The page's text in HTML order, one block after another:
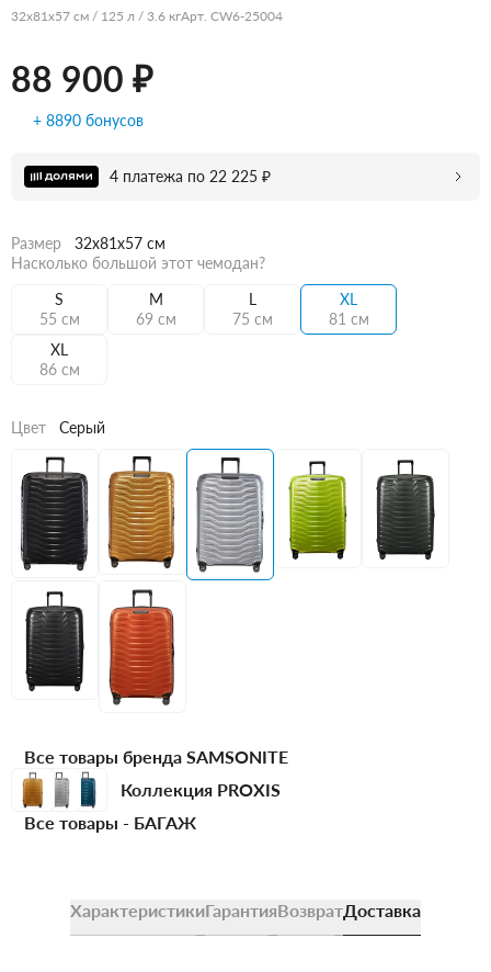
32x81x57 см / 125 л / 3.6 кгАрт. CW6-25004
88 900 ₽
+ 8890 бонусов
4 платежа по 22 225 ₽
Размер
32x81x57 см
Насколько большой этот чемодан?
S
55 см
M
69 см
L
75 см
XL
81 см
XL
86 см
Цвет Серый
Все товары бренда SAMSONITE
Коллекция PROXIS
Все товары - БАГАЖ
ХарактеристикиГарантияВозвратДоставка